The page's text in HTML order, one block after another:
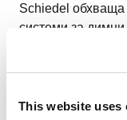
This website uses
Schiedel обхваща
системи за
сгради, като
стомана до